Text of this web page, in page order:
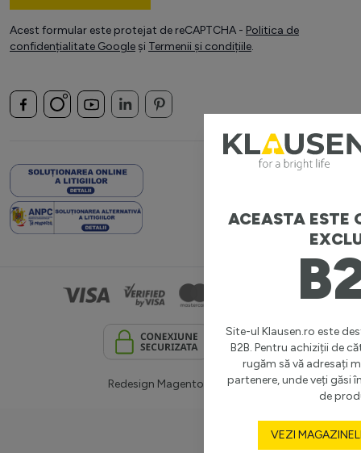
ACEASTA ESTE
Site-ul Klausen.ro este
B2B. Pentru achiziții de
rugăm să vă adresați
partenere, unde veți găsi
de
VEZI
Acest formular este protejat de reCAPTCHA - Politica de
confidențialitate Google și Termenii și condițiile.
Redesign Magento: Netlogiq